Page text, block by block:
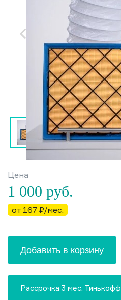
Цена
1 000 руб.
от 167 ₽/мес.
Добавить в корзину
Рассрочка 3 мес. Тинькофф